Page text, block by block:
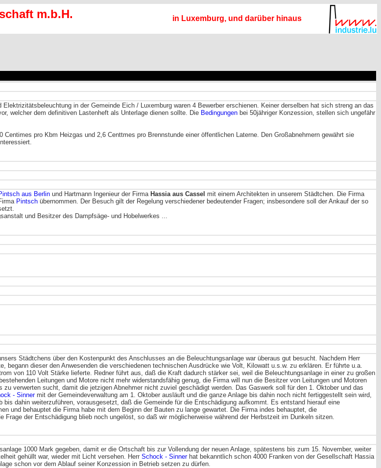
m.b.H. in Luxemburg, und darüber hinaus
in der Gemeinde Eich / Luxemburg waren 4 Bewerber erschienen. Keiner derselben hat sich streng an das
welcher dem definitiven Lastenheft als Unterlage dienen sollte. Die Bedingungen bei 50jähriger Konzession, stellen sich ungefähr
pro Kbm Heizgas und 2,6 Centtmes pro Brennstunde einer öffentlichen Laterne. Den Großabnehmern gewährt sie
aus Berlin und Hartmann Ingenieur der Firma Hassia aus Cassel mit einem Architekten in unserem Städtchen. Die Firma
Pintsch übernommen. Der Besuch gilt der Regelung verschiedener bedeutender Fragen; insbesondere soll der Ankauf der so
und Besitzer des Dampfsäge- und Hobelwerkes ...
Städtchens über den Kostenpunkt des Anschlusses an die Beleuchtungsanlage war überaus gut besucht. Nachdem Herr
begann dieser den Anwesenden die verschiedenen technischen Ausdrücke wie Volt, Kilowatt u.s.w. zu erklären. Er führte u.a.
von 110 Volt Stärke lieferte. Redner führt aus, daß die Kraft dadurch stärker sei, weil die Beleuchtungsanlage in einer zu großen
Leitungen und Motore nicht mehr widerstandsfähig genug, die Firma will nun die Besitzer von Leitungen und Motoren
verwerten sucht, damit die jetzigen Abnehmer nicht zuviel geschädigt werden. Das Gaswerk soll für den 1. Oktober und das
- Sinner mit der Gemeindeverwaltung am 1. Oktober ausläuft und die ganze Anlage bis dahin noch nicht fertiggestellt sein wird,
bis dahin weiterzuführen, vorausgesetzt, daß die Gemeinde für die Entschädigung aufkommt. Es entstand hierauf eine
und behauptet die Firma habe mit dem Beginn der Bauten zu lange gewartet. Die Firma indes behauptet, die
der Entschädigung blieb noch ungelöst, so daß wir möglicherweise während der Herbstzeit im Dunkeln sitzen.
1000 Mark gegeben, damit er die Ortschaft bis zur Vollendung der neuen Anlage, spätestens bis zum 15. November, weiter
gehüllt war, wieder mit Licht versehen. Herr Schock - Sinnerhat bekanntlich schon 4000 Franken von der Gesellschaft Hassia
schon vor dem Ablauf seiner Konzession in Betrieb setzen zu dürfen.